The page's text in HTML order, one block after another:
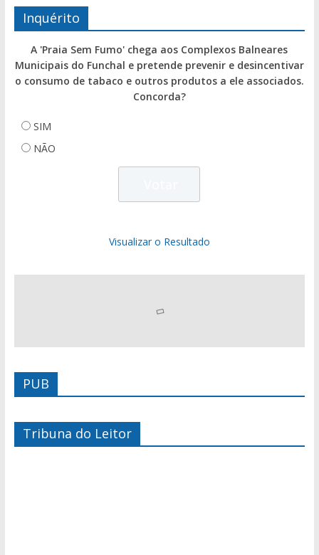
Inquérito
A 'Praia Sem Fumo' chega aos Complexos Balneares
Municipais do Funchal e pretende prevenir e desincentivar
o consumo de tabaco e outros produtos a ele associados.
Concorda?
SIM
NÃO
Visualizar o Resultado
PUB
Tribuna do Leitor